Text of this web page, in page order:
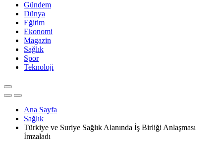
Gündem
Dünya
Eğitim
Ekonomi
Magazin
Sağlık
Spor
Teknoloji
Ana Sayfa
Sağlık
Türkiye ve Suriye Sağlık Alanında İş Birliği Anlaşması
İmzaladı